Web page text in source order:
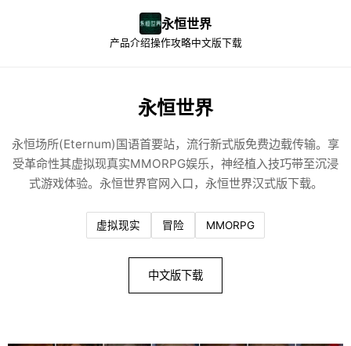
永恒世界
产品介绍操作攻略中文版下载
永恒世界
永恒场所(Eternum)国语首要站，流行新式版免费边载传输。享
受革命性其虚拟现真实MMORPG娱乐，神经植入技巧带至沉浸
式游戏体验。永恒世界官网入口，永恒世界汉式版下载。
虚拟现实 冒险 MMORPG
中文版下载